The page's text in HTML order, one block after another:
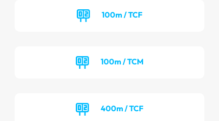
100m / TCF
100m / TCM
400m / TCF